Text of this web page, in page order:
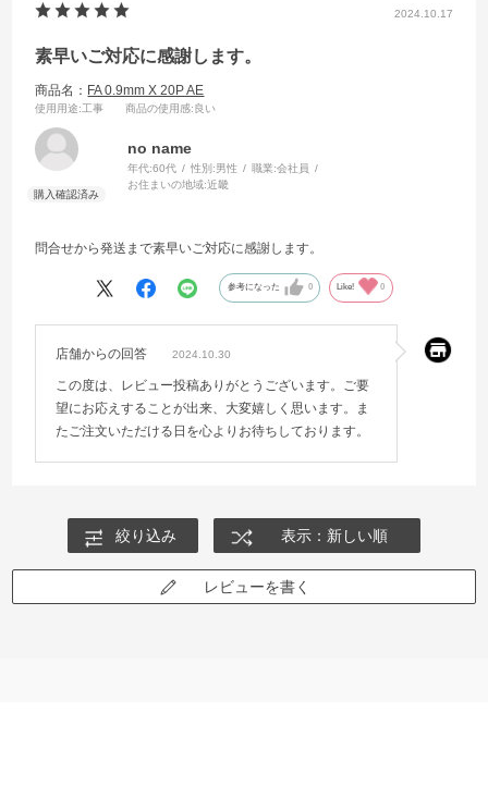
2024.10.17
素早いご対応に感謝します。
商品名： FA 0.9mm X 20P AE
使用用途:工事 商品の使用感:良い
no name
年代:60代 性別:男性 職業:会社員
お住まいの地域:近畿
問合せから発送まで素早いご対応に感謝します。
参考になった 0 Like! 0
店舗からの回答 2024.10.30
この度は、レビュー投稿ありがとうございます。ご要
望にお応えすることが出来、大変嬉しく思います。ま
たご注文いただける日を心よりお待ちしております。
絞り込み 表示：新しい順
レビューを書く